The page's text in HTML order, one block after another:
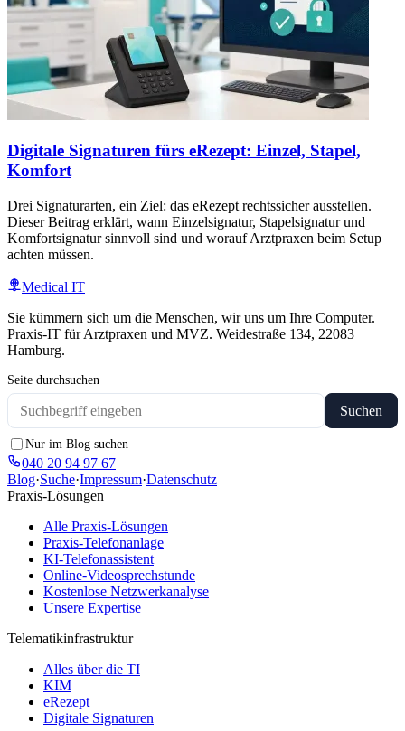
Digitale Signaturen fürs eRezept: Einzel, Stapel,
Komfort
Drei Signaturarten, ein Ziel: das eRezept rechtssicher ausstellen.
Dieser Beitrag erklärt, wann Einzelsignatur, Stapelsignatur und
Komfortsignatur sinnvoll sind und worauf Arztpraxen beim Setup
achten müssen.
Medical IT
Sie kümmern sich um die Menschen, wir uns um Ihre Computer.
Praxis-IT für Arztpraxen und MVZ. Weidestraße 134, 22083
Hamburg.
Seite durchsuchen
Suchen
Nur im Blog suchen
040 20 94 97 67
Blog·Suche·Impressum·Datenschutz
Praxis-Lösungen
Alle Praxis-Lösungen
Praxis-Telefonanlage
KI-Telefonassistent
Online-Videosprechstunde
Kostenlose Netzwerkanalyse
Unsere Expertise
Telematikinfrastruktur
Alles über die TI
KIM
eRezept
Digitale Signaturen